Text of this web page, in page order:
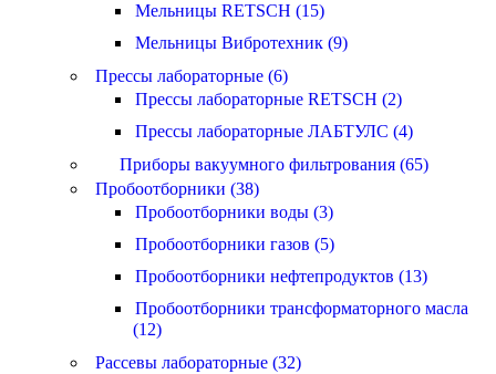
Мельницы RETSCH (15)
Мельницы Вибротехник (9)
Прессы лабораторные (6)
Прессы лабораторные RETSCH (2)
Прессы лабораторные ЛАБТУЛС (4)
Приборы вакуумного фильтрования (65)
Пробоотборники (38)
Пробоотборники воды (3)
Пробоотборники газов (5)
Пробоотборники нефтепродуктов (13)
Пробоотборники трансформаторного масла
(12)
Рассевы лабораторные (32)